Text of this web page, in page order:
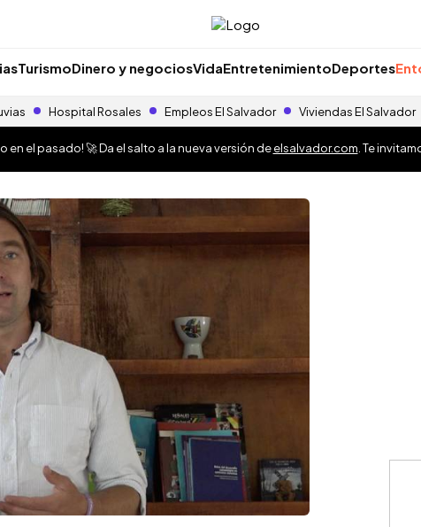
TurismoDinero y negociosVidaEntretenimientoDeportes
Hospital Rosales Empleos El Salvador Viviendas El Salvador
en el pasado! 🚀 Da el salto a la nueva versión deelsalvador.com . Te